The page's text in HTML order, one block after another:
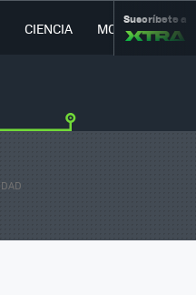
CIENCIA MOVILIDAD
Suscríbete a